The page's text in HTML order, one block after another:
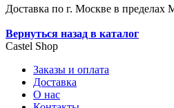
Доставка по г. Москве в
Вернуться назад в каталог
Castel Shop
Заказы и оплата
Доставка
О нас